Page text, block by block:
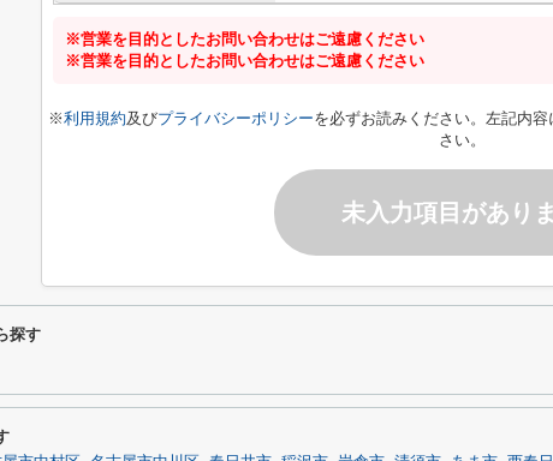
※営業を目的としたお問い合わせはご遠慮ください
※営業を目的としたお問い合わせはご遠慮ください
※利用規約及びプライバシーポリシーを必ずお読みください。左記内
さい。
未入力項目があり
探す